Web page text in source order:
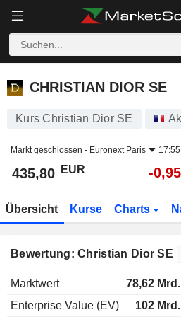
CHRISTIAN DIOR SE
CHRISTIAN DIOR SE
Kurs Christian Dior SE
Markt geschlossen - Euronext Paris
435,80 EUR -
Übersicht Kurse Charts
Bewertung: Christian Dior SE
Marktwert 78,62 Mrd.
Enterprise Value (EV)
102 Mrd.